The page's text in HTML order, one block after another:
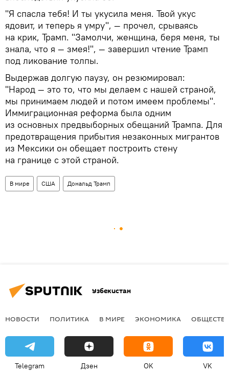
"Я спасла тебя! И ты укусила меня. Твой укус
ядовит, и теперь я умру", — прочел, срываясь
на крик, Трамп. "Замолчи, женщина, беря меня, ты
знала, что я — змея!", — завершил чтение Трамп
под ликование толпы.
Выдержав долгую паузу, он резюмировал:
"Народ — это то, что мы делаем с нашей страной,
мы принимаем людей и потом имеем проблемы".
Иммиграционная реформа была одним
из основных предвыборных обещаний Трампа. Для
предотвращения прибытия незаконных мигрантов
из Мексики он обещает построить стену
на границе с этой страной.
В мире США Дональд Трамп
Узбекистан
НОВОСТИ ПОЛИТИКА В МИРЕ ЭКОНОМИКА
Telegram Дзен OK VK